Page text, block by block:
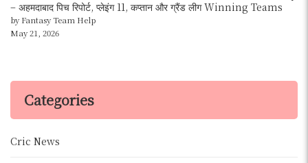
– अहमदाबाद पिच रिपोर्ट, प्लेइंग 11, कप्तान और ग्रैंड लीग Winning Teams
by Fantasy Team Help
May 21, 2026
Categories
Cric News